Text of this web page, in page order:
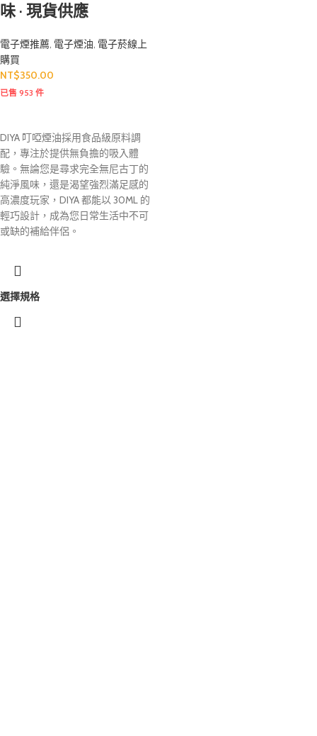
味 · 現貨供應
電子煙推薦, 電子煙油, 電子菸線上
購買
NT$350.00
已售 953 件
DIYA 叮啞煙油採用食品級原料調
配，專注於提供無負擔的吸入體
驗。無論您是尋求完全無尼古丁的
純淨風味，還是渴望強烈滿足感的
高濃度玩家，DIYA 都能以 30ML 的
輕巧設計，成為您日常生活中不可
或缺的補給伴侶。
選擇規格